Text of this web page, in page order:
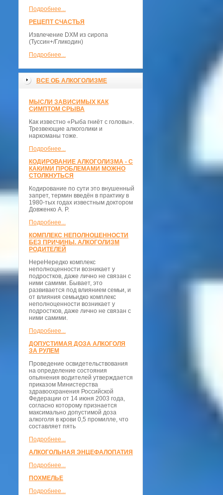
Подробнее...
РЕЦЕПТ СЧАСТЬЯ
Извлечение DXM из сиропа
(Туссин+/Гликодин)
Подробнее...
ВСЕ ОБ АЛКОГОЛИЗМЕ
МЫСЛИ ЗАВИСИМЫХ КАК
СИМПТОМ СРЫВА
Как известно «Рыба гниёт с головы».
Трезвеющие алкоголики и
наркоманы тоже.
Подробнее...
КОДИРОВАНИЕ АЛКОГОЛИЗМА - С
КАКИМИ ПРОБЛЕМАМИ МОЖНО
СТОЛКНУТЬСЯ
Кодирование по сути это внушенный
запрет, термин введён в практику в
1980-тых годах известным доктором
Довженко А. Р.
Подробнее...
КОМПЛЕКС НЕПОЛНОЦЕННОСТИ
БЕЗ ПРИЧИНЫ. АЛКОГОЛИЗМ
РОДИТЕЛЕЙ
НереНередко комплекс
неполноценности возникает у
подростков, даже лично не связан с
ними самими. Бывает, это
развивается под влиянием семьи, и
от влияния семьидко комплекс
неполноценности возникает у
подростков, даже лично не связан с
ними самими.
Подробнее...
ДОПУСТИМАЯ ДОЗА АЛКОГОЛЯ
ЗА РУЛЕМ
Проведение освидетельствования
на определение состояния
опьянения водителей утверждается
приказом Министерства
здравоохранения Российской
Федерации от 14 июня 2003 года,
согласно которому признается
максимально допустимой доза
алкоголя в крови 0,5 промилле, что
составляет пять
Подробнее...
АЛКОГОЛЬНАЯ ЭНЦЕФАЛОПАТИЯ
Подробнее...
ПОХМЕЛЬЕ
Подробнее...